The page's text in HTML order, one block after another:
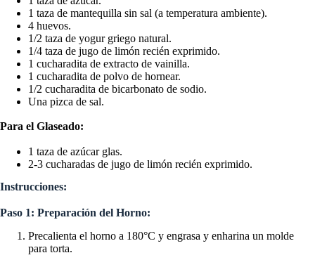
1 taza de mantequilla sin sal (a temperatura ambiente).
4 huevos.
1/2 taza de yogur griego natural.
1/4 taza de jugo de limón recién exprimido.
1 cucharadita de extracto de vainilla.
1 cucharadita de polvo de hornear.
1/2 cucharadita de bicarbonato de sodio.
Una pizca de sal.
Para el Glaseado:
1 taza de azúcar glas.
2-3 cucharadas de jugo de limón recién exprimido.
Instrucciones:
Paso 1: Preparación del Horno:
Precalienta el horno a 180°C y engrasa y enharina un molde
para torta.